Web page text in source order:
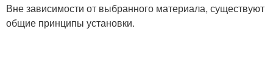
Вне зависимости от выбранного материала, существуют
общие принципы установки.